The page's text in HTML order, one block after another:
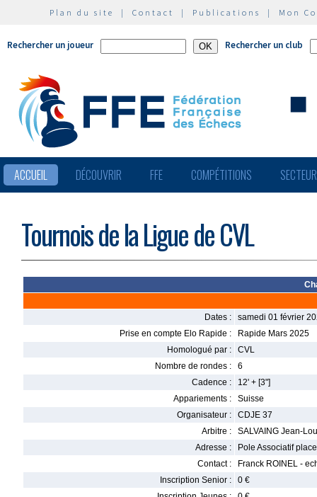
Plan du site | Contact | Publications | Mon
Rechercher un joueur Rechercher un club
ACCUEIL DÉCOUVRIR FFE COMPÉTITIONS
Tournois de la Ligue de CVL
Dates :
samedi 01 février
Prise en compte Elo Rapide :
Rapide Mars 2025
Homologué par :
CVL
Nombre de rondes :
6
Cadence :
12' + [3"]
Appariements :
Suisse
Organisateur :
CDJE 37
Arbitre :
SALVAING Jean-
Adresse :
Pole Associatif
Contact :
Franck ROINEL -
Inscription Senior :
0 €